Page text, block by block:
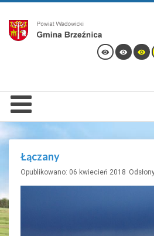
Łączany
Opublikowano: 06 kwiecień 2018